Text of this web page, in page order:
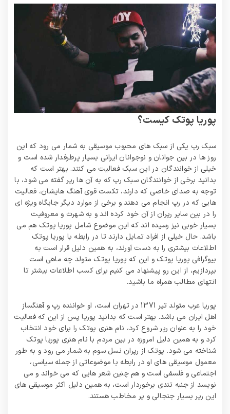
پوریا پوتک کیست؟
سبک رپ یکی از سبک های محبوب موسیقی به شمار می رود که این
روز ها در بین جوانان و نوجوانان ایرانی بسیار پرطرفدار شده است و
خیلی از خوانندگان در این سبک فعالیت می‌ کنند. بهتر است که
بدانید برخی از خوانندگان سبک رپ که به آن ها رپر گفته می شود، با
توجه به صدای خاصی که دارند، تکست قوی آهنگ هایشان، فعالیت
هایی که در رپ انجام می دهند و برخی از موارد دیگر جایگاه ویژه ای
را در بین سایر رپران از آن خود کرده اند و به شهرت و معروفیت
بسیار خوبی نیز رسیده اند که این موضوع شامل پوریا پوتک هم می
باشد. حال خیلی از افراد تمایل دارند تا در رابطه با پوریا پوتک
اطلاعات بیشتری را به دست آورند، به همین دلیل قرار است به
بیوگرافی پوریا پوتک و این که پوریا پوتک متولد چه ماهی است
بپردازیم، از این رو پیشنهاد می کنیم برای کسب اطلاعات بیشتر تا
انتهای مطالب همراه ما باشید.
پوریا عرب متولد تیر 1371 در تهران است، او خواننده رپ و آهنگساز
اهل ایران می باشد. بهتر است که بدانید پوریا پس از این که فعالیت
خود را به عنوان رپر شروع کرد، نام هنری پوتک را برای خود انتخاب
کرد و به همین دلیل امروزه در بین مردم با نام هنری پوریا پوتک
شناخته می شود. پوتک از رپران نسل سوم به شمار می رود و به طور
معمول موسیقی های او در رابطه با موضوعاتی از جمله سیاسی،
اجتماعی و فلسفی است و هم چنین شعر هایی که می خواند و می
نویسد از جنبه تندی برخوردار است، به همین دلیل اکثر موسیقی های
این رپر بسیار جنجالی و پر مخاطب هستند.